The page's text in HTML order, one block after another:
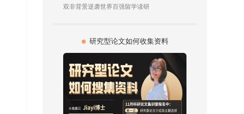
双非背景逆袭世界百强留学读研
研究型论文如何收集资料